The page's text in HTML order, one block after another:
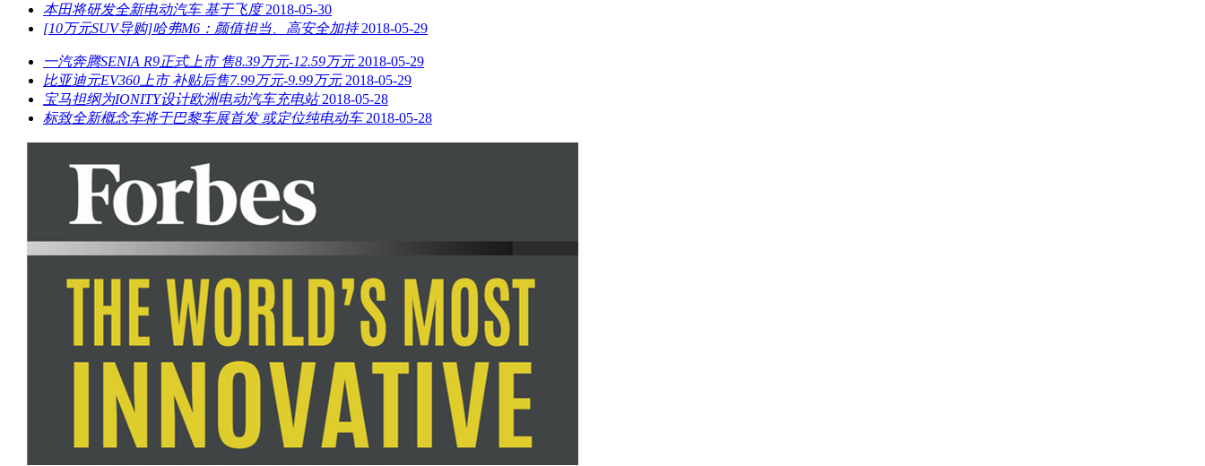
本田将研发全新电动汽车 基于飞度 2018-05-30
[10万元SUV导购]哈弗M6：颜值担当、高安全加持 2018-05-29
一汽奔腾SENIA R9正式上市 售8.39万元-12.59万元 2018-05-29
比亚迪元EV360上市 补贴后售7.99万元-9.99万元 2018-05-29
宝马担纲为IONITY设计欧洲电动汽车充电站 2018-05-28
标致全新概念车将于巴黎车展首发 或定位纯电动车 2018-05-28